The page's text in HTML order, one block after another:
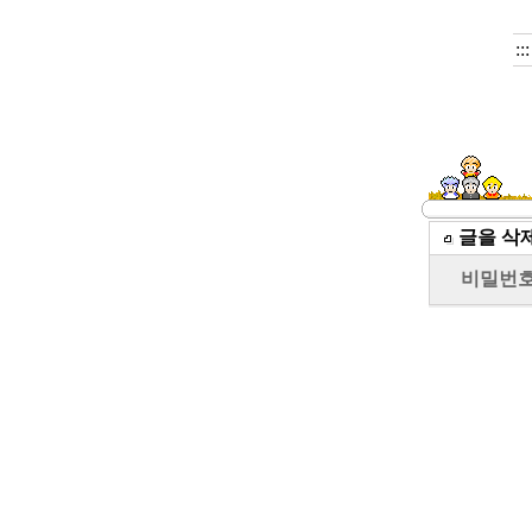
글을 삭
비밀번